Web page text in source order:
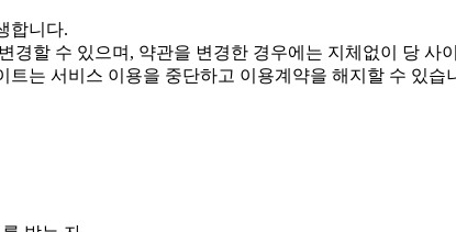
합니다.
경할 수 있으며, 약관을 변경한 경우에는 지체없이 당 사
는 서비스 이용을 중단하고 이용계약을 해지할 수 있